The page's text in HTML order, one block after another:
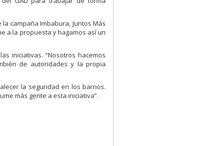
campaña Imbabura, Juntos Más
a la propuesta y hagamos así un
iniciativas. “Nosotros hacemos
de autoridades y la propia
la seguridad en los barrios.
más gente a esta iniciativa”.